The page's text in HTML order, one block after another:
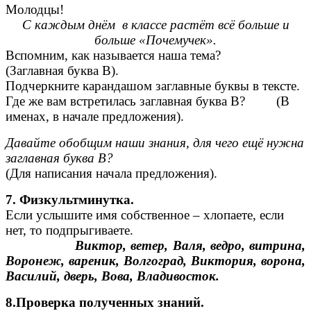
Молодцы!
С каждым днём в классе растёт всё больше и
больше «Почемучек».
Вспомним, как называется наша тема?
(Заглавная буква В).
Подчеркните карандашом заглавные буквы в тексте.
Где же вам встретилась заглавная буква В? (В
именах, в начале предложения).
Давайте обобщим наши знания, для чего ещё нужна
заглавная буква В?
(Для написания начала предложения).
7. Физкультминутка.
Если услышите имя собственное – хлопаете, если
нет, то подпрыгиваете.
Виктор, ветер, Валя, ведро, витрина,
Воронеж, вареник, Волгоград, Виктория, ворона,
Василий, дверь, Вова, Владивосток.
8.Проверка полученных знаний.